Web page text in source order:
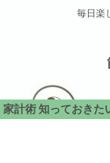
毎日楽
家計術 知っておきた